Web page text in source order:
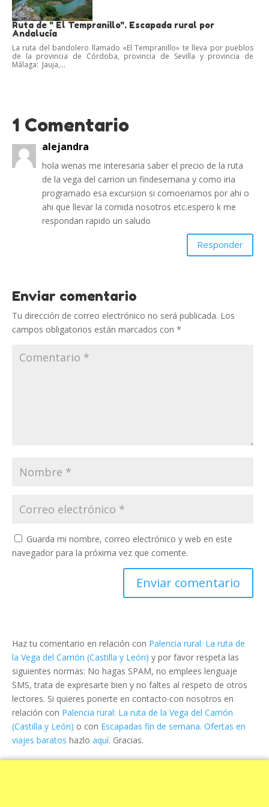
Ruta de " El Tempranillo". Escapada rural por
Andalucía
La ruta del bandolero llamado «El Tempranillo» te lleva por pueblos
de la provincia de Córdoba, provincia de Sevilla y provincia de
Málaga: Jauja,...
1 Comentario
alejandra
hola wenas me interesaria saber el precio de la ruta
de la vega del carrion un findesemana y como iria
programado esa excursion si comoeriamos por ahi o
ahi que llevar la comida nosotros etc.espero k me
respondan rapido un saludo
Responder
Enviar comentario
Tu dirección de correo electrónico no será publicada. Los
campos obligatorios están marcados con *
Guarda mi nombre, correo electrónico y web en este
navegador para la próxima vez que comente.
Haz tu comentario en relación con Palencia rural: La ruta de
la Vega del Carrión (Castilla y León) y por favor respeta las
siguientes normas: No hagas SPAM, no emplees lenguaje
SMS, trata de expresarte bien y no faltes al respeto de otros
lectores. Si quieres ponerte en contacto con nosotros en
relación con Palencia rural: La ruta de la Vega del Carrión
(Castilla y León) o con Escapadas fin de semana. Ofertas en
viajes baratos hazlo aquí. Gracias.